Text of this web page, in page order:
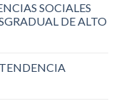
SOCIALES
DE ALTO